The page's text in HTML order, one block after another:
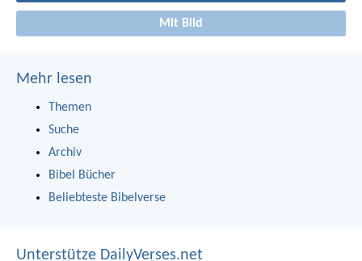
Mit Bild
Mehr lesen
Themen
Suche
Archiv
Bibel Bücher
Beliebteste Bibelverse
Unterstütze DailyVerses.net